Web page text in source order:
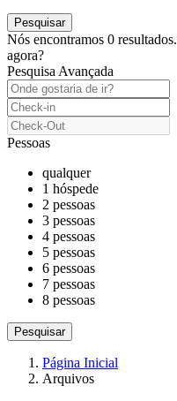
Nós encontramos 0 resultados.
agora?
Pesquisa Avançada
Pessoas
qualquer
1 hóspede
2 pessoas
3 pessoas
4 pessoas
5 pessoas
6 pessoas
7 pessoas
8 pessoas
Página Inicial
Arquivos